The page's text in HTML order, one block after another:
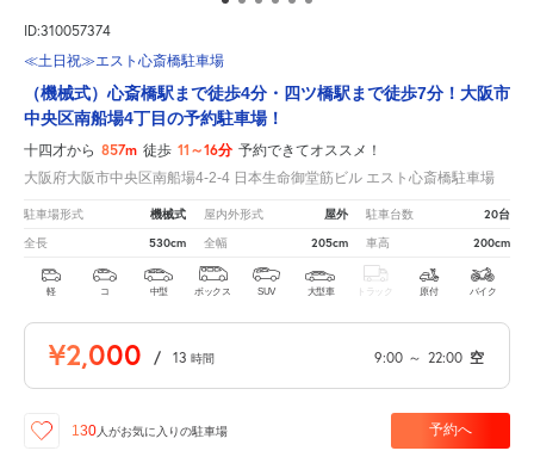
ID:310057374
≪土日祝≫エスト心斎橋駐車場
（機械式）心斎橋駅まで徒歩4分・四ツ橋駅まで徒歩7分！大阪市
中央区南船場4丁目の予約駐車場！
十四才から 857m 徒歩 11～16分 予約できてオススメ！
大阪府大阪市中央区南船場4-2-4 日本生命御堂筋ビル エスト心斎橋駐車場
駐車場形式 機械式 屋内外形式 屋外 駐車台数 20台
全長 530cm 全幅 205cm 車高 200cm
軽 コ 中型 ボックス SUV 大型車 トラック 原付 バイク
¥2,000 / 13 時間 9:00 ～ 22:00 空
130 人がお気に入りの駐車場 予約へ